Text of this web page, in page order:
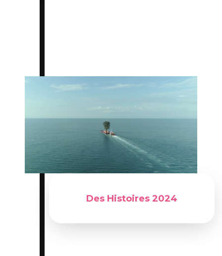
Du 28 mai 2024 au 31 mai 2024
Des Histoires 2024